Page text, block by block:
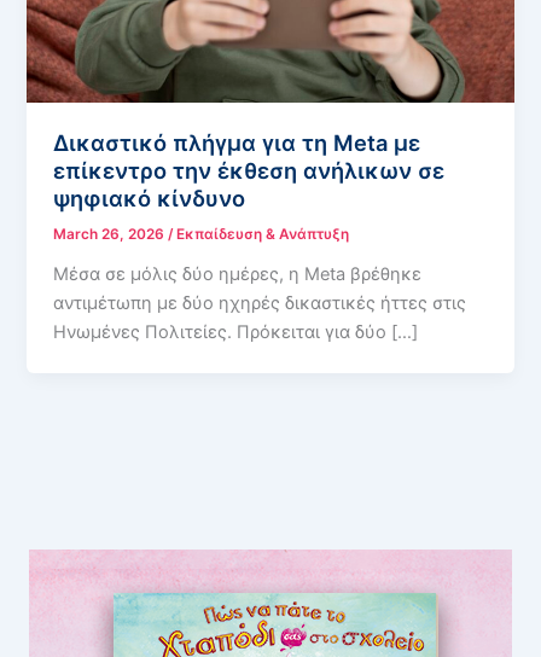
Δικαστικό πλήγμα για τη Meta με
επίκεντρο την έκθεση ανήλικων σε
ψηφιακό κίνδυνο
March 26, 2026/ Εκπαίδευση & Ανάπτυξη
Μέσα σε μόλις δύο ημέρες, η Meta βρέθηκε
αντιμέτωπη με δύο ηχηρές δικαστικές ήττες στις
Ηνωμένες Πολιτείες. Πρόκειται για δύο […]